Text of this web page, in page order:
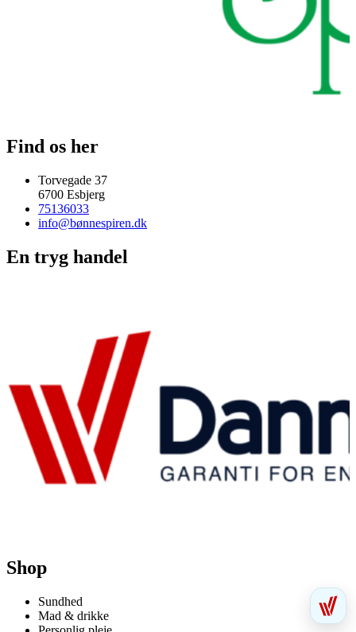
Find os her
Torvegade 37
6700 Esbjerg
75136033
info@bønnespiren.dk
En tryg handel
Shop
Sundhed
Mad & drikke